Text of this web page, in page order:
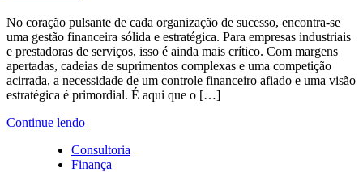
No coração pulsante de cada organização de sucesso, encontra-se
uma gestão financeira sólida e estratégica. Para empresas industriais
e prestadoras de serviços, isso é ainda mais crítico. Com margens
apertadas, cadeias de suprimentos complexas e uma competição
acirrada, a necessidade de um controle financeiro afiado e uma visão
estratégica é primordial. É aqui que o […]
Continue lendo
Consultoria
Finança